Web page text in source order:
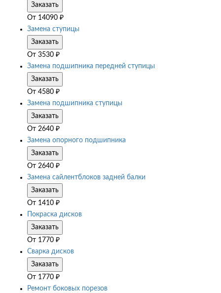
Заказать
От 14090 ₽
Замена ступицы
Заказать
От 3530 ₽
Замена подшипника передней ступицы
Заказать
От 4580 ₽
Замена подшипника ступицы
Заказать
От 2640 ₽
Замена опорного подшипника
Заказать
От 2640 ₽
Замена сайлентблоков задней балки
Заказать
От 1410 ₽
Покраска дисков
Заказать
От 1770 ₽
Сварка дисков
Заказать
От 1770 ₽
Ремонт боковых порезов